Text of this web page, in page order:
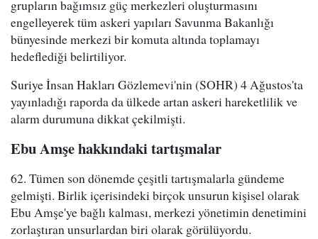
grupların bağımsız güç merkezleri oluşturmasını
engelleyerek tüm askeri yapıları Savunma Bakanlığı
bünyesinde merkezi bir komuta altında toplamayı
hedeflediği belirtiliyor.
Suriye İnsan Hakları Gözlemevi'nin (SOHR) 4 Ağustos'ta
yayınladığı raporda da ülkede artan askeri hareketlilik ve
alarm durumuna dikkat çekilmişti.
Ebu Amşe hakkındaki tartışmalar
62. Tümen son dönemde çeşitli tartışmalarla gündeme
gelmişti. Birlik içerisindeki birçok unsurun kişisel olarak
Ebu Amşe'ye bağlı kalması, merkezi yönetimin denetimini
zorlaştıran unsurlardan biri olarak görülüyordu.